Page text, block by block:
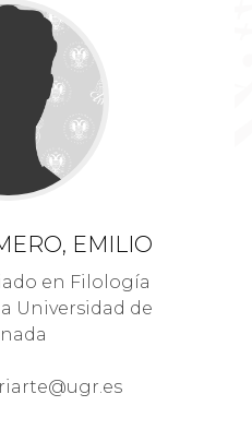
EMILIO
en Filología
Universidad de